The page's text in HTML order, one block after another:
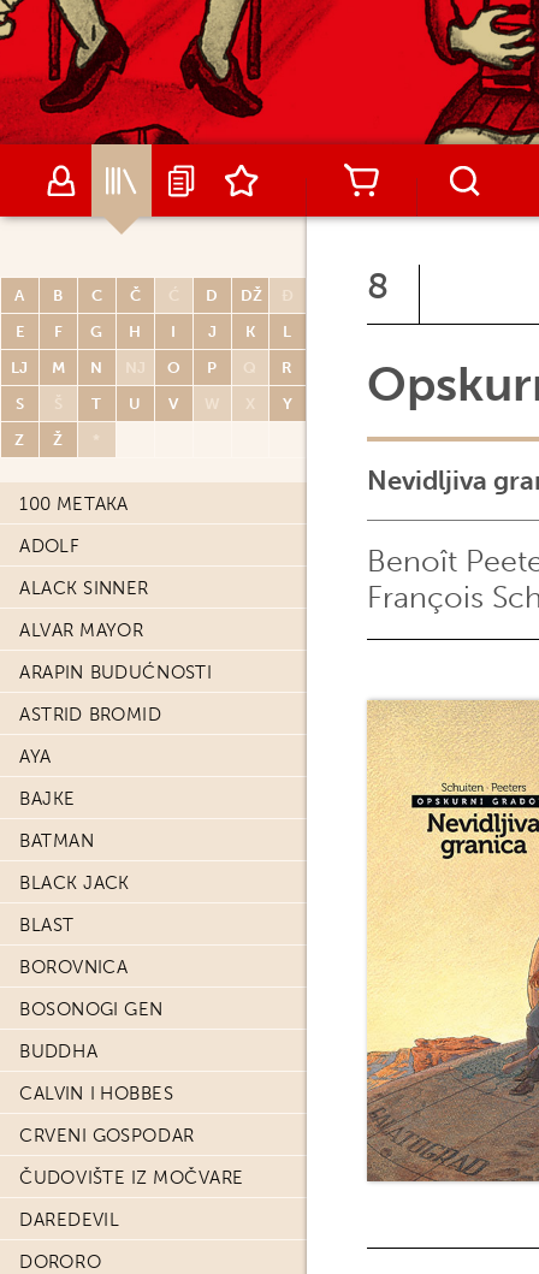
A B C Č Ć D DŽ
Đ
E
F G H I J K
L
LJ
M N NJ O P Q
R
S
Š T U V W X
Y
Z
Ž *
100 METAKA
ADOLF
ALACK SINNER
ALVAR MAYOR
ARAPIN BUDUĆNOSTI
ASTRID BROMID
AYA
BAJKE
BATMAN
BLACK JACK
BLAST
BOROVNICA
BOSONOGI GEN
BUDDHA
CALVIN I HOBBES
CRVENI GOSPODAR
ČUDOVIŠTE IZ MOČVARE
DAREDEVIL
DORORO
8
Nevidljiva
Benoît
François